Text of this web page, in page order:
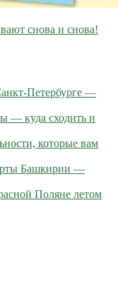
снова и снова!
Петербурге —
— куда сходить и
которые вам
Башкирии —
Поляне летом